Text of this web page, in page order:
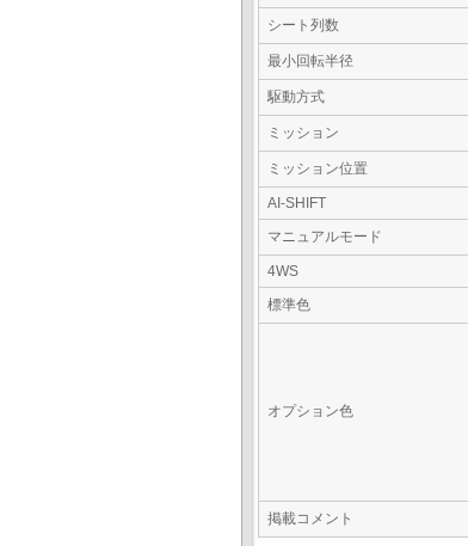
シート列数
最小回転半径
駆動方式
ミッション
ミッション位置
AI-SHIFT
マニュアルモード
4WS
標準色
オプション色
掲載コメント